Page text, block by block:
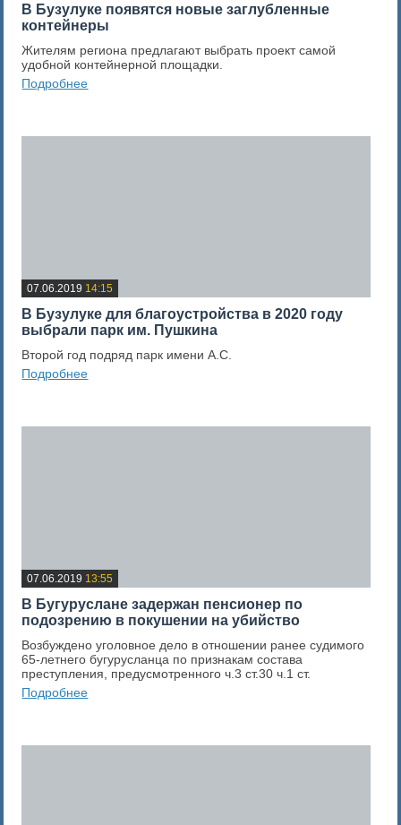
В Бузулуке появятся новые заглубленные
контейнеры
Жителям региона предлагают выбрать проект самой
удобной контейнерной площадки.
Подробнее
07.06.2019 14:15
В Бузулуке для благоустройства в 2020 году
выбрали парк им. Пушкина
Второй год подряд парк имени А.С.
Подробнее
07.06.2019 13:55
В Бугуруслане задержан пенсионер по
подозрению в покушении на убийство
Возбуждено уголовное дело в отношении ранее судимого
65-летнего бугурусланца по признакам состава
преступления, предусмотренного ч.3 ст.30 ч.1 ст.
Подробнее